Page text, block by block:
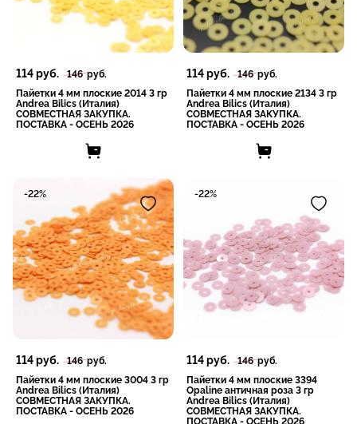
114руб. 146руб.
Пайетки 4 мм плоские 2014 3 гр
Andrea Bilics (Италия)
СОВМЕСТНАЯ ЗАКУПКА.
ПОСТАВКА - ОСЕНЬ 2026
114руб. 146руб.
Пайетки 4 мм плоские 2134 3 гр
Andrea Bilics (Италия)
СОВМЕСТНАЯ ЗАКУПКА.
ПОСТАВКА - ОСЕНЬ 2026
114руб. 146руб.
Пайетки 4 мм плоские 3004 3 гр
Andrea Bilics (Италия)
СОВМЕСТНАЯ ЗАКУПКА.
ПОСТАВКА - ОСЕНЬ 2026
-22%
114руб. 146руб.
Пайетки 4 мм плоские 3394
Opaline античная роза 3 гр
Andrea Bilics (Италия)
СОВМЕСТНАЯ ЗАКУПКА.
-22%